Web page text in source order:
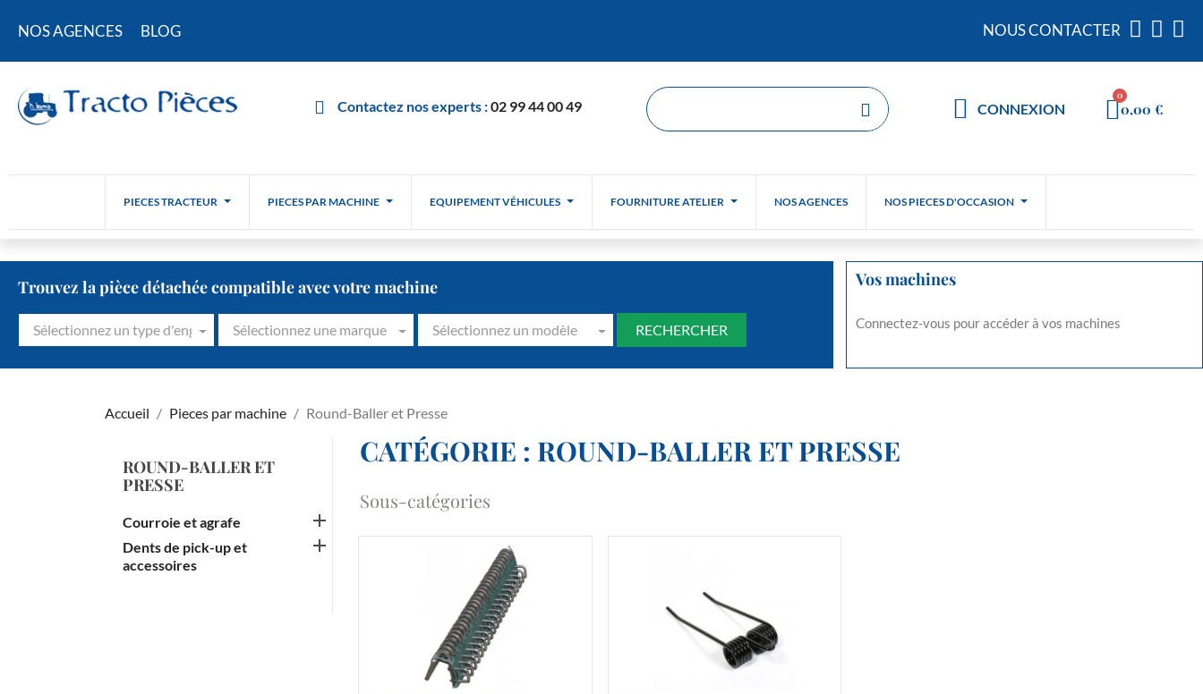
NOS AGENCES BLOG NOUS CONTACTER
Contactez nos experts :02 99 44 00 49 CONNEXION 0,00 €
PIECES TRACTEUR PIECES PAR MACHINE EQUIPEMENT VÉHICULES FOURNITURE ATELIER NOS AGENCES NOS PIECES D'OCCASION
Trouvez la pièce détachée compatible avec votre machine
Sélectionnez un type d'engin Sélectionnez une marque Sélectionnez un modèle
Vos machines
Connectez-vous pour accéder à vos machines
Accueil Pieces par machine Round-Baller et Presse
ROUND-BALLER ET
PRESSE
Courroie et agrafe 
Dents de pick-up et
accessoires

CATÉGORIE : ROUND-BALLER ET PRESSE
Sous-catégories